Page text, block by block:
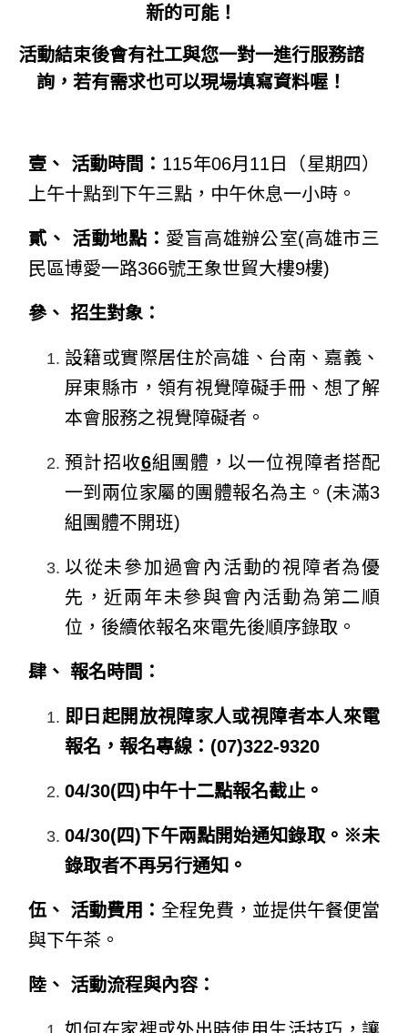
新的可能！
活動結束後會有社工與您一對一進行服務諮
詢，若有需求也可以現場填寫資料喔！
壹、 活動時間： 115年06月11日（星期四）
上午十點到下午三點，中午休息一小時。
貳、 活動地點： 愛盲高雄辦公室(高雄市三
民區博愛一路366號王象世貿大樓9樓)
參、 招生對象：
設籍或實際居住於高雄、台南、嘉義、
屏東縣市，領有視覺障礙手冊、 想了解
本會服務之視覺障礙者。
預計招收6組團體，以一位視障者搭配
一到兩位家屬的團體報名為主。 (未滿3
組團體不開班)
以從未參加過會內活動的視障者為優
先，近兩年未參與會內活動為第二順
位，後續依報名來電先後順序錄取。
肆、 報名時間：
即日起開放視障家人或視障者本人來電
報名，報名專線：(07)322-9320
04/30(四)中午十二點報名截止。
04/30(四)下午兩點開始通知錄取。 ※未
錄取者不再另行通知。
伍、 活動費用： 全程免費，並提供午餐便當
與下午茶。
陸、 活動流程與內容：
如何在家裡或外出時使用生活技巧，讓